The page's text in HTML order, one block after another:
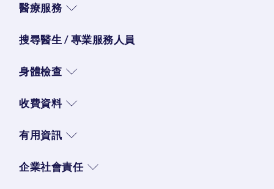
醫療服務
搜尋醫生 / 專業服務人員
身體檢查
收費資料
有用資訊
企業社會責任